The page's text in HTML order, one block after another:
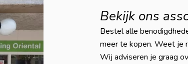
Bekijk ons
Bestel alle
meer te kopen. Weet je
Wij adviseren je graag